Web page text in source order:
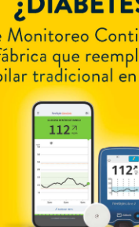
contiene
. Es producido porEleay
disponible.
presentaciones cuentan con
Explorar más
productos con
Otros productos deElea